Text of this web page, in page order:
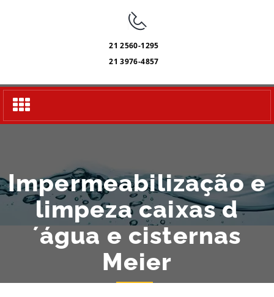
21 2560-1295
21 3976-4857
Alternar
navegação
Impermeabilização e
limpeza caixas d
´água e cisternas
Meier